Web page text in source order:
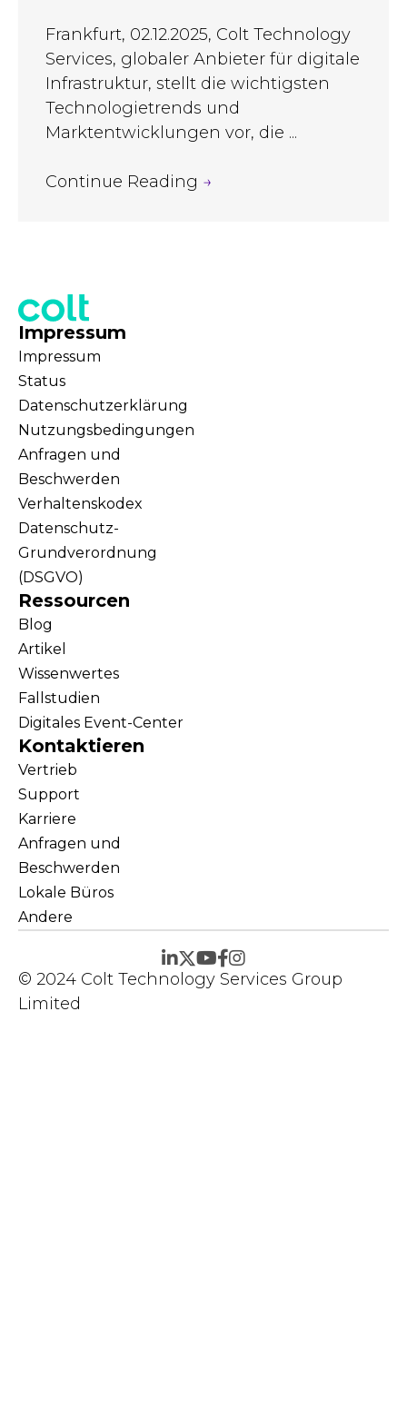
Frankfurt, 02.12.2025, Colt Technology
Services, globaler Anbieter für digitale
Infrastruktur, stellt die wichtigsten
Technologietrends und
Marktentwicklungen vor, die ...
Continue Reading →
Impressum
Impressum
Status
Datenschutzerklärung
Nutzungsbedingungen
Anfragen und
Beschwerden
Verhaltenskodex
Datenschutz-
Grundverordnung
(DSGVO)
Ressourcen
Blog
Artikel
Wissenwertes
Fallstudien
Digitales Event-Center
Kontaktieren
Vertrieb
Support
Karriere
Anfragen und
Beschwerden
Lokale Büros
Andere
© 2024 Colt Technology Services Group
Limited